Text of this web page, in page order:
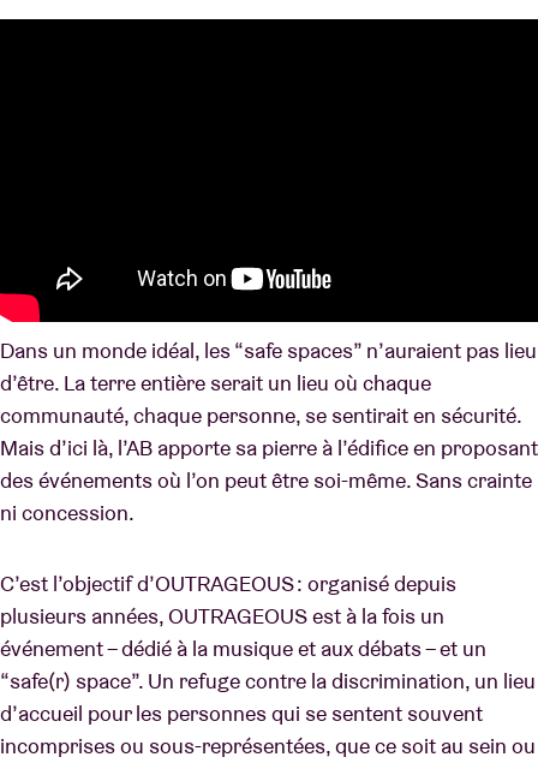
Dans un monde idéal, les “safe spaces” n’auraient pas lieu
d’être. La terre entière serait un lieu où chaque
communauté, chaque personne, se sentirait en sécurité.
Mais d’ici là, l’AB apporte sa pierre à l’édifice en proposant
des événements où l’on peut être soi-même. Sans crainte
ni concession.
C’est l’objectif d’OUTRAGEOUS : organisé depuis
plusieurs années, OUTRAGEOUS est à la fois un
événement – dédié à la musique et aux débats – et un
“safe(r) space”. Un refuge contre la discrimination, un lieu
d’accueil pour les personnes qui se sentent souvent
incomprises ou sous-représentées, que ce soit au sein ou